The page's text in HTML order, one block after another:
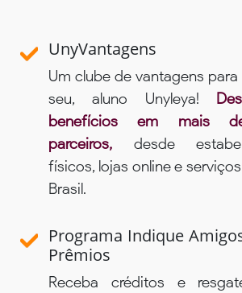
UnyVantagens
Um clube de vantagens
seu, aluno Unyleya!
benefícios em mais
parceiros, desde
físicos, lojas online e
Brasil.
Programa Indique
Prêmios
Receba créditos e